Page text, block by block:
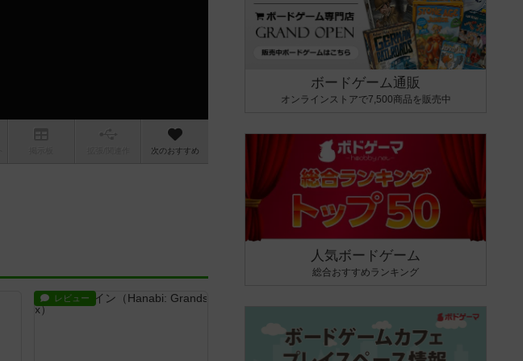
次のおすすめ
レビュー
ボードゲーム通販
オンラインストアで7,500商品を販売中
人気ボードゲーム
総合おすすめランキング